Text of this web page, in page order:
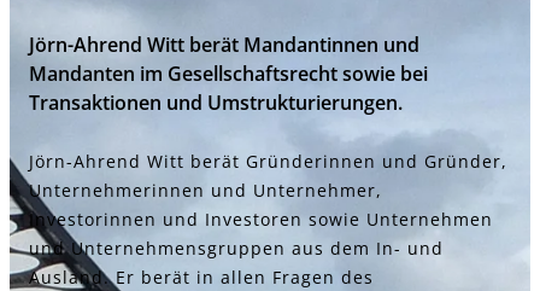
Jörn-Ahrend Witt berät Mandantinnen und
Mandanten im Gesellschaftsrecht sowie bei
Transaktionen und Umstrukturierungen.
Jörn-Ahrend Witt berät Gründerinnen und Gründer,
Unternehmerinnen und Unternehmer,
Investorinnen und Investoren sowie Unternehmen
und Unternehmensgruppen aus dem In- und
Ausland. Er berät in allen Fragen des